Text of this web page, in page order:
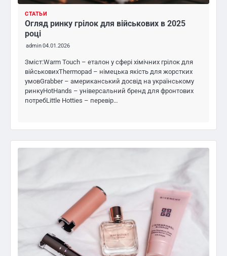
СТАТЬИ
Огляд ринку грілок для військових в 2025
році
admin04.01.2026
Зміст:Warm Touch – еталон у сфері хімічних грілок для
військовихThermopad – німецька якість для жорстких
умовGrabber – американський досвід на українському
ринкуHotHands – універсальний бренд для фронтових
потребLittle Hotties – перевір…